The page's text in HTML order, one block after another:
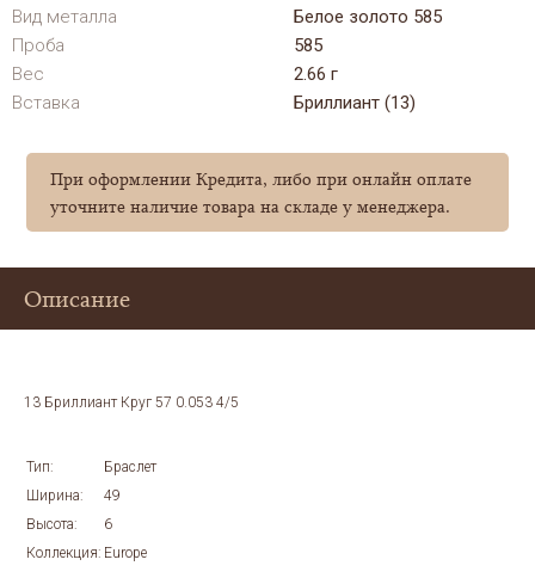
Вид металла
Белое золото 585
Проба
585
Вес
2.66 г
Вставка
Бриллиант (13)
При оформлении Кредита, либо при онлайн оплате
уточните наличие товара на складе у менеджера.
Описание
13 Бриллиант Круг 57 0.053 4/5
Тип:
Браслет
Ширина:
49
Высота:
6
Коллекция: Europe